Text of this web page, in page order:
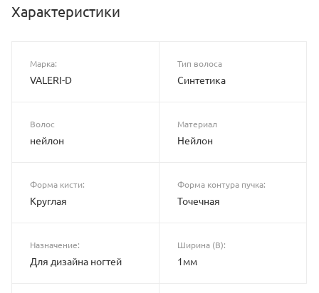
Характеристики
Марка:
VALERI-D
Тип волоса
Синтетика
Волос
нейлон
Материал
Нейлон
Форма кисти:
Круглая
Форма контура пучка:
Точечная
Назначение:
Для дизайна ногтей
Ширина (B):
1мм